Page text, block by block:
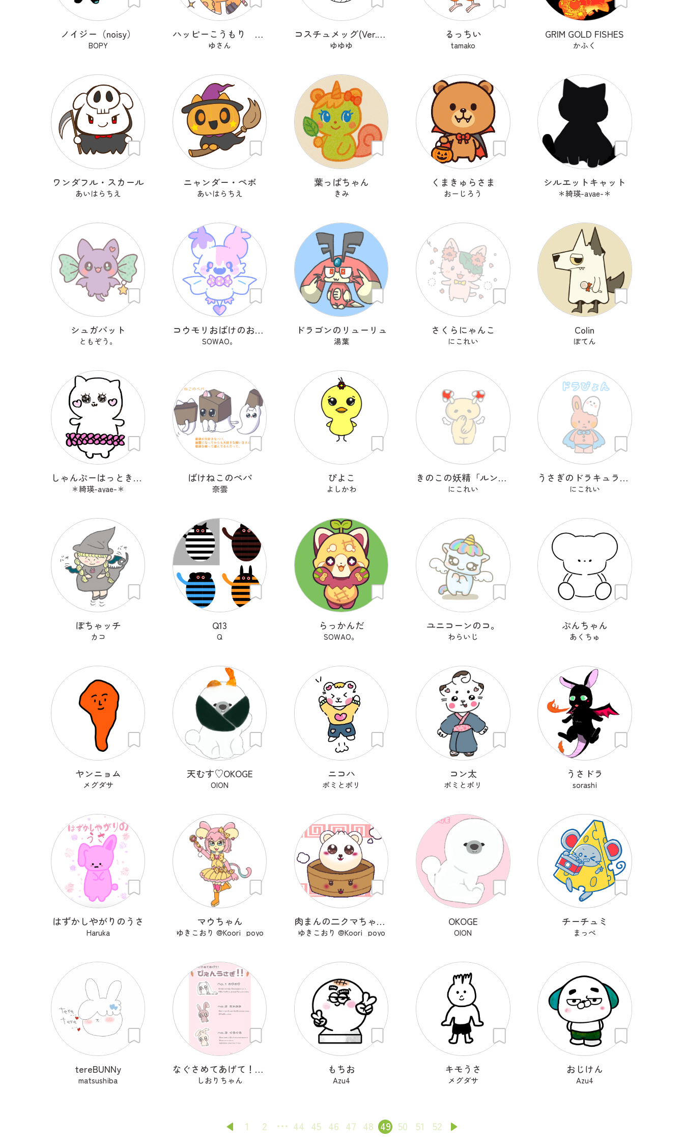
ノイジー（noisy）
BOPY
ハッピーこうもり キッキ
ゆさん
コスチュメッグ(Ver.クマ)
ゆゆゆ
るっちい
tamako
GRIM GOLD FISHES
かふく
ワンダフル・スカール
あいはらちえ
ニャンダー・ペポ
あいはらちえ
葉っぱちゃん
きみ
くまきゅらさま
おーじろう
シルエットキャット
＊綺瑛-ayae-＊
シュガバット
ともぞう。
コウモリおばけのおばっと
SOWAO。
ドラゴンのリューリュ
湯葉
さくらにゃんこ
にこれい
Colin
ぽてん
しゃんぷーはっときゃっと
＊綺瑛-ayae-＊
ばけねこのペパ
奈雲
ぴよこ
よしかわ
きのこの妖精「ルンルン」
にこれい
うさぎのドラキュラ「ドラぴょん」
にこれい
ぽちゃッチ
カコ
Q13
Q
らっかんだ
SOWAO。
ユニコーンのコ。
わらいじ
ぷんちゃん
あくちゅ
ヤンニョム
メグダサ
天むす♡OKOGE
OION
ニコハ
ポミとポリ
コン太
ポミとポリ
うさドラ
sorashi
はずかしやがりのうさ
Haruka
マウちゃん
ゆきこおり @Koori_poyo
肉まんの二クマちゃん＆せいろちゃん
ゆきこおり @Koori_poyo
OKOGE
OION
チーチュミ
まっぺ
tereBUNNy
matsushiba
なぐさめてあげて！ぴえんうさぎ
しおりちゃん
もちお
Azu4
キモうさ
メグダサ
おじけん
Azu4
1 2 44 45 46 47 48 49 50 51 52